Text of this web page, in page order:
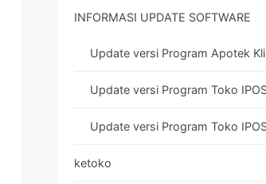
INFORMASI UPDATE SOFTWARE
Update versi Program Apotek
Update versi Program Toko
Update versi Program Toko
ketoko